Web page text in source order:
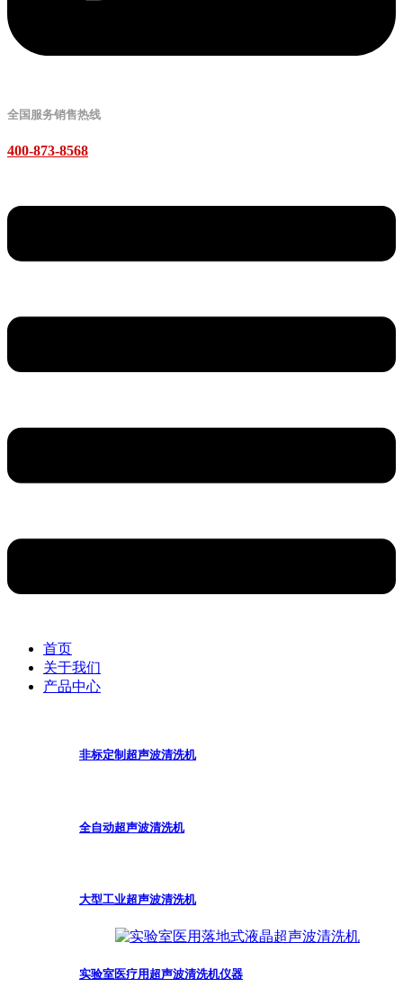
全国服务销售热线
400-873-8568
首页
关于我们
产品中心
非标定制超声波清洗机
全自动超声波清洗机
大型工业超声波清洗机
实验室医疗用超声波清洗机仪器